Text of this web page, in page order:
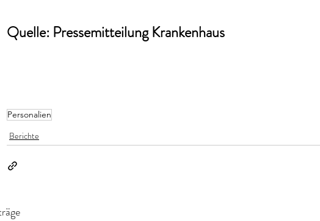
Quelle: Pressemitteilung Krankenhaus
Personalien
Berichte